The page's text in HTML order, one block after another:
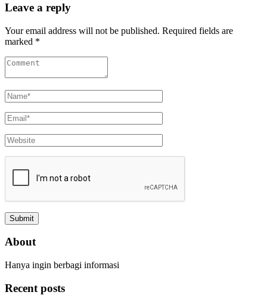
Leave a reply
Your email address will not be published. Required fields are
marked *
About
Hanya ingin berbagi informasi
Recent posts